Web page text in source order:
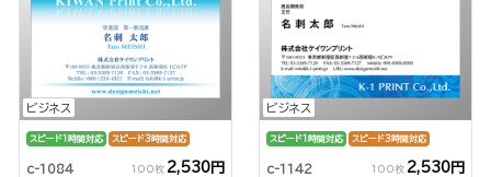
ビジネス
スピード1時間対応 スピード3時間対応
c-1084 100枚 2,530円
ビジネス
スピード1時間対応 スピード3時間対応
c-1142 100枚 2,530円